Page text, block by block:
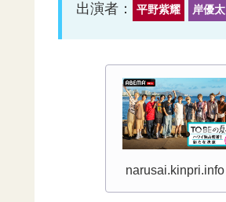
出演者：
平野紫耀 岸優太
narusai.kinpri.info